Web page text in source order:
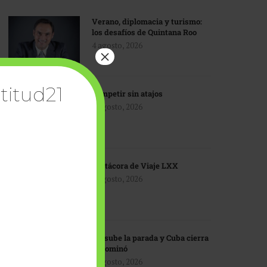
Verano, diplomacia y turismo:
los desafíos de Quintana Roo
4 agosto, 2026
Competir sin atajos
4 agosto, 2026
Bitácora de Viaje LXX
3 agosto, 2026
EU sube la parada y Cuba cierra
el dominó
3 agosto, 2026
×